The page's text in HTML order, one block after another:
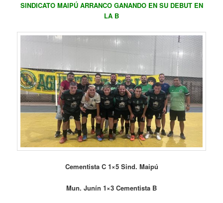
SINDICATO MAIPÚ ARRANCO GANANDO EN SU DEBUT EN
LA B
Cementista C 1×5 Sind. Maipú
Mun. Junín 1×3 Cementista B